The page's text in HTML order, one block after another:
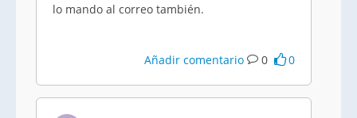
lo mando al correo también.
Añadir comentario 0 0